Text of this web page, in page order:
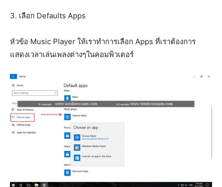
3. เลือก Defaults Apps
หัวข้อ Music Player ให้เราทำการเลือก Apps ที่เราต้องการ
แสดงเวลาเล่นเพลงต่างๆในคอมพิวเตอร์